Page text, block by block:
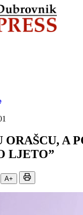
A
LJETO”
A+